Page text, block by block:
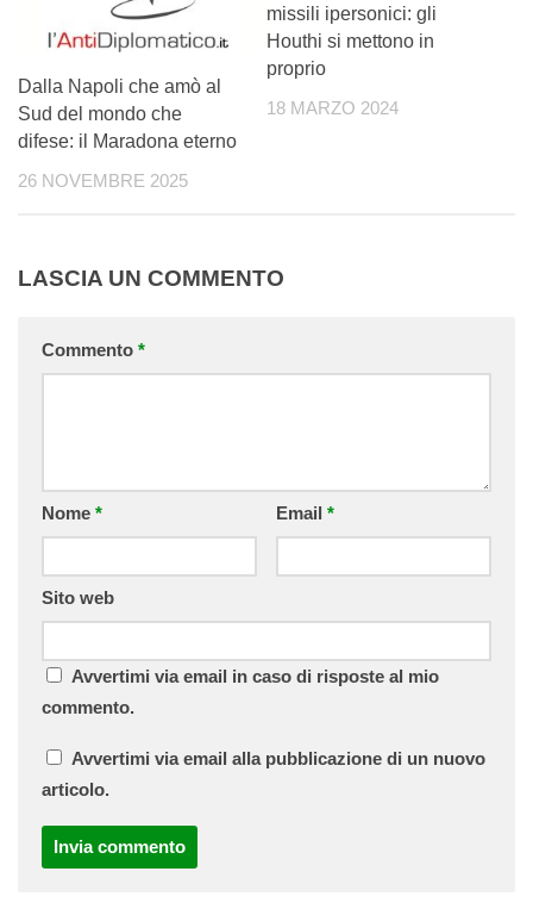
Dalla Napoli che amò al
Sud del mondo che
difese: il Maradona eterno
26 NOVEMBRE 2025
missili ipersonici: gli
Houthi si mettono in
proprio
18 MARZO 2024
LASCIA UN COMMENTO
Commento *
Nome * Email *
Sito web
Avvertimi via email in caso di risposte al mio
commento.
Avvertimi via email alla pubblicazione di un nuovo
articolo.